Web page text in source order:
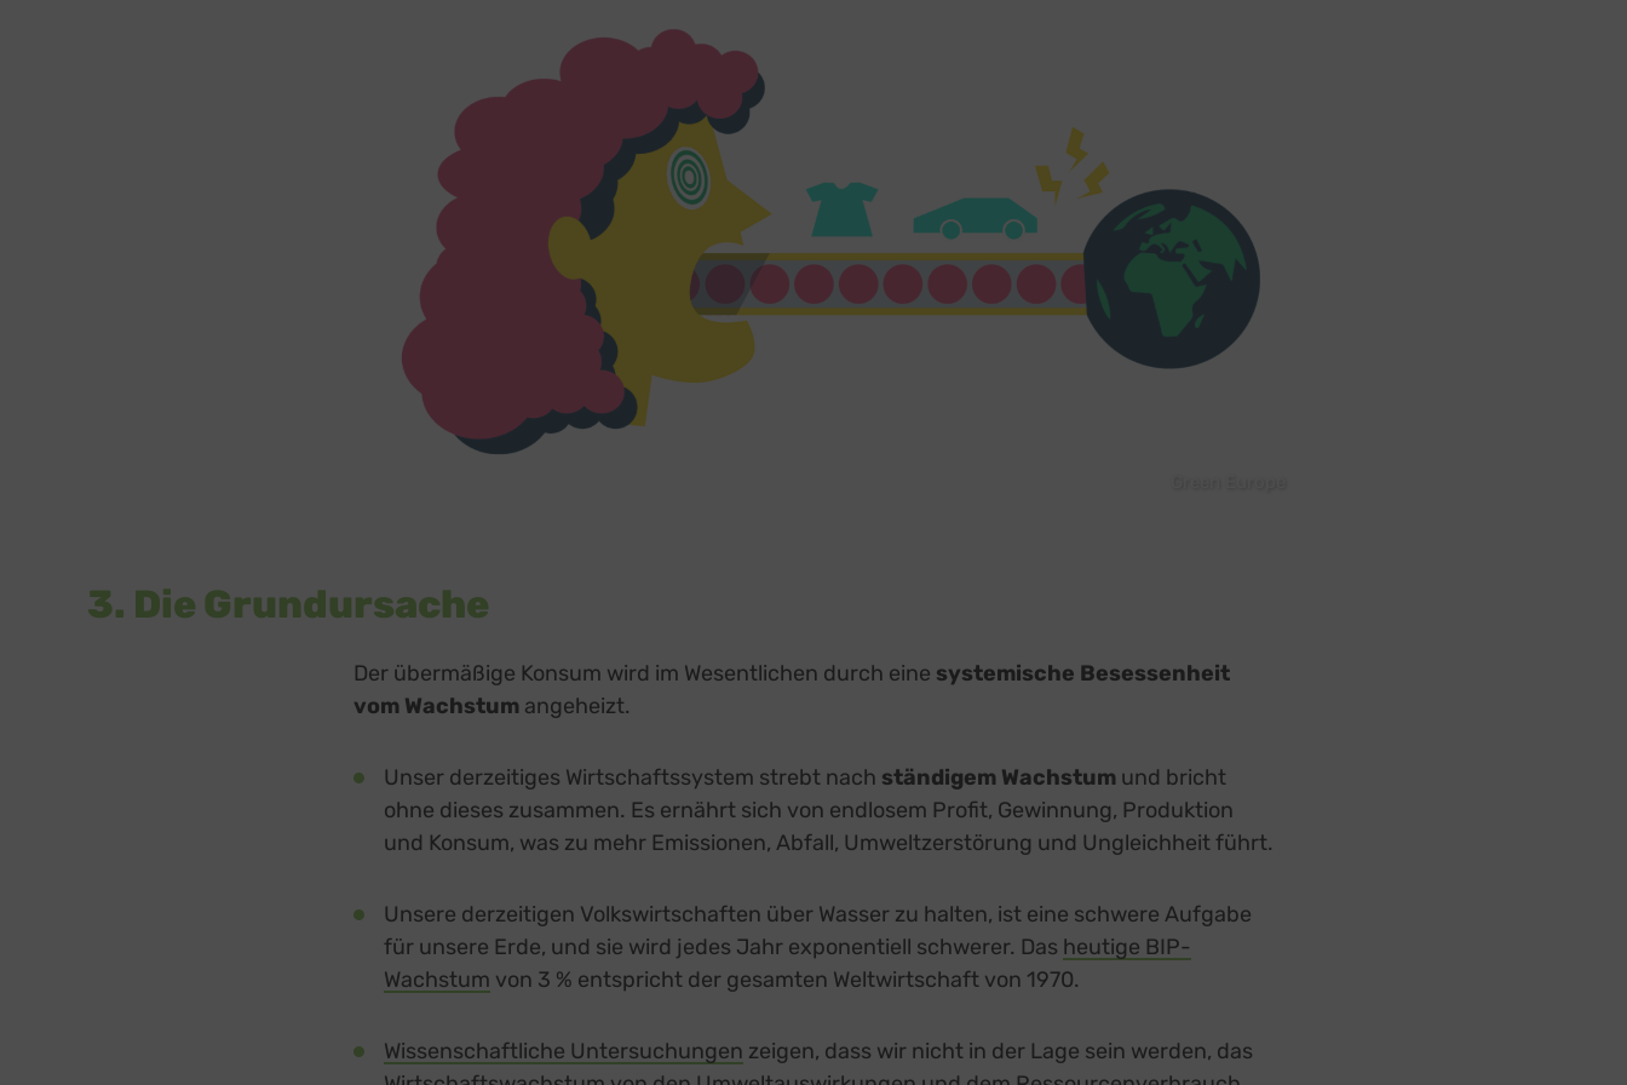
3. Die Grundursache
Der übermäßige Konsum wird im Wesentlichen durch eine systemische Besessenheit
vom Wachstum angeheizt.
Unser derzeitiges Wirtschaftssystem strebt nach ständigem Wachstum und bricht
ohne dieses zusammen. Es ernährt sich von endlosem Profit, Gewinnung, Produktion
und Konsum, was zu mehr Emissionen, Abfall, Umweltzerstörung und Ungleichheit führt.
Unsere derzeitigen Volkswirtschaften über Wasser zu halten, ist eine schwere Aufgabe
für unsere Erde, und sie wird jedes Jahr exponentiell schwerer. Das heutige BIP-
Wachstum von 3 % entspricht der gesamten Weltwirtschaft von 1970.
Wissenschaftliche Untersuchungen zeigen, dass wir nicht in der Lage sein werden, das
Einbindung zusätzlicher Informationen
Higher Pixels, USA
Meta Platforms Ireland Ltd., Irland
Detailszu Facebook
Google Forms (Free)
Google Ireland Limited, Irland
Details zu Google Forms (Free)
Switch zum Einwilligen bzw. Ablehnen des Dienstes Google Forms (Free)
Open Street Map
zu Open Street Map
Switch zum Einwilligen bzw. Ablehnen des Dienstes Open Street Map
Spotteron Maps
Spotteron GmbH, Österreich
Details zu Spotteron Maps
Switch zum Einwilligen bzw. Ablehnen des Dienstes Spotteron Maps
TYPEFORM S.L., Spanien
zu Typeform
Switch zum Einwilligen bzw. Ablehnen des Dienstes Typeform
Vimeo Inc., USA
YouTube
Google Ireland Limited, Irland